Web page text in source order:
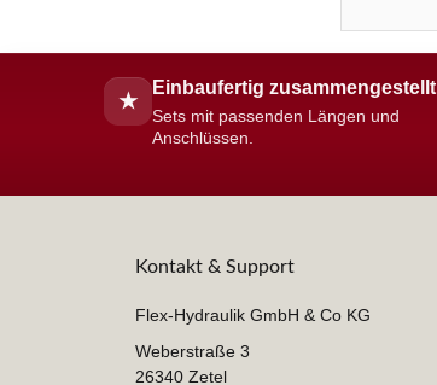
★
Einbaufertig zusammengestellt
Sets mit passenden Längen und
Anschlüssen.
Kontakt & Support
Flex-Hydraulik GmbH & Co KG
Weberstraße 3
26340 Zetel